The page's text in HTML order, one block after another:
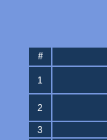
#
1
2
3